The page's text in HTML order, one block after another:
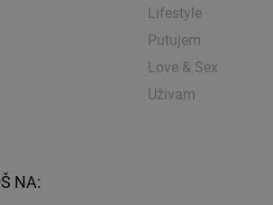
Lifestyle
Putujem
Love & Sex
Uživam
NA: